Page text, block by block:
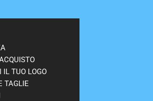
IL TUO LOGO
TAGLIE